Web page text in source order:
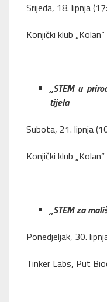
Srijeda, 18. lipnja
Konjički klub
„STEM u
tijela
Subota, 21. lipnja
Konjički klub
„STEM za
Ponedjeljak, 30.
Tinker Labs, Put